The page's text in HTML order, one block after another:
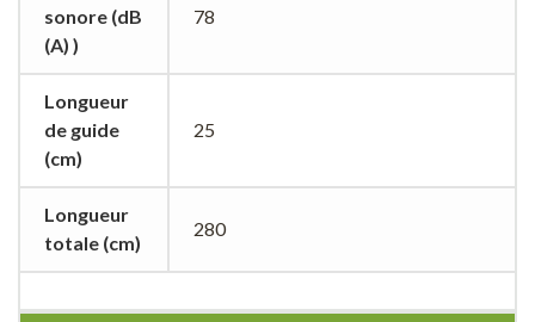
sonore (dB
(A) )
78
Longueur
de guide
(cm)
25
Longueur
totale (cm)
280